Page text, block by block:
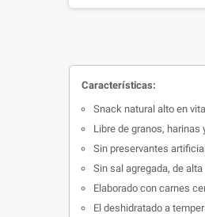
Características:
Snack natural alto en
Libre de granos, harinas
Sin preservantes
Sin sal agregada, de
Elaborado con carnes
El deshidratado a